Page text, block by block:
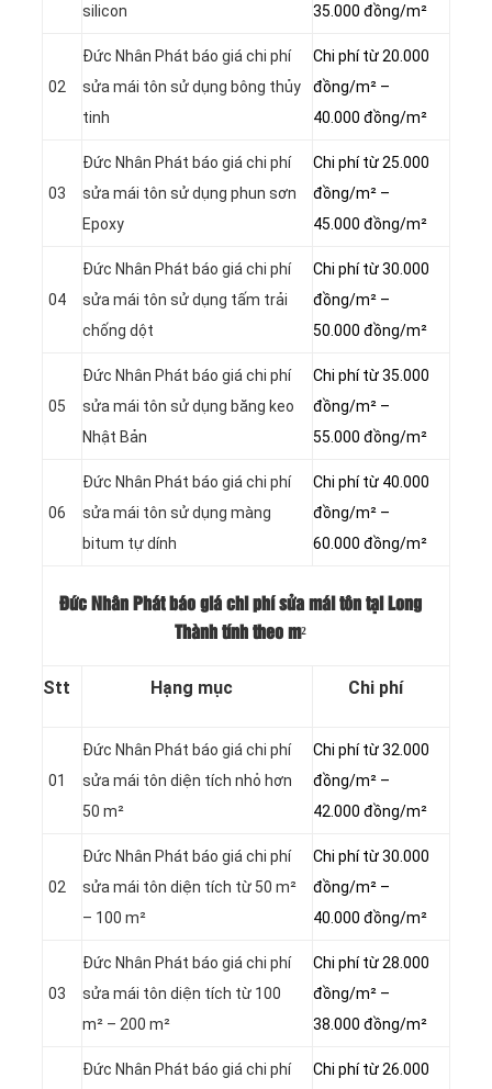
silicon
35.000 đồng/m²
02
Đức Nhân Phát báo giá chi phí
sửa mái tôn sử dụng bông thủy
tinh
Chi phí từ 20.000
đồng/m² –
40.000 đồng/m²
03
Đức Nhân Phát báo giá chi phí
sửa mái tôn sử dụng phun sơn
Epoxy
Chi phí từ 25.000
đồng/m² –
45.000 đồng/m²
04
Đức Nhân Phát báo giá chi phí
sửa mái tôn sử dụng tấm trải
chống dột
Chi phí từ 30.000
đồng/m² –
50.000 đồng/m²
05
Đức Nhân Phát báo giá chi phí
sửa mái tôn sử dụng băng keo
Nhật Bản
Chi phí từ 35.000
đồng/m² –
55.000 đồng/m²
06
Đức Nhân Phát báo giá chi phí
sửa mái tôn sử dụng màng
bitum tự dính
Chi phí từ 40.000
đồng/m² –
60.000 đồng/m²
Đức Nhân Phát báo giá chi phí sửa mái tôn tại Long
Thành tính theo m²
Stt Hạng mục Chi phí
01
Đức Nhân Phát báo giá chi phí
sửa mái tôn diện tích nhỏ hơn
50 m²
Chi phí từ 32.000
đồng/m² –
42.000 đồng/m²
02
Đức Nhân Phát báo giá chi phí
sửa mái tôn diện tích từ 50 m²
– 100 m²
Chi phí từ 30.000
đồng/m² –
40.000 đồng/m²
03
Đức Nhân Phát báo giá chi phí
sửa mái tôn diện tích từ 100
m² – 200 m²
Chi phí từ 28.000
đồng/m² –
38.000 đồng/m²
Đức Nhân Phát báo giá chi phí
Chi phí từ 26.000